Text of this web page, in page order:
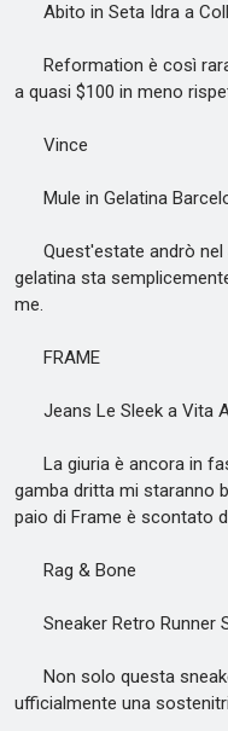
Abito in Seta Idra a
Reformation è così
a quasi $100 in meno
Vince
Mule in Gelatina
Quest'estate andrò nel
gelatina sta
me.
FRAME
Jeans Le Sleek a Vita
La giuria è ancora in
gamba dritta mi staranno
paio di Frame è scontato
Rag & Bone
Sneaker Retro Runner
Non solo questa
ufficialmente una